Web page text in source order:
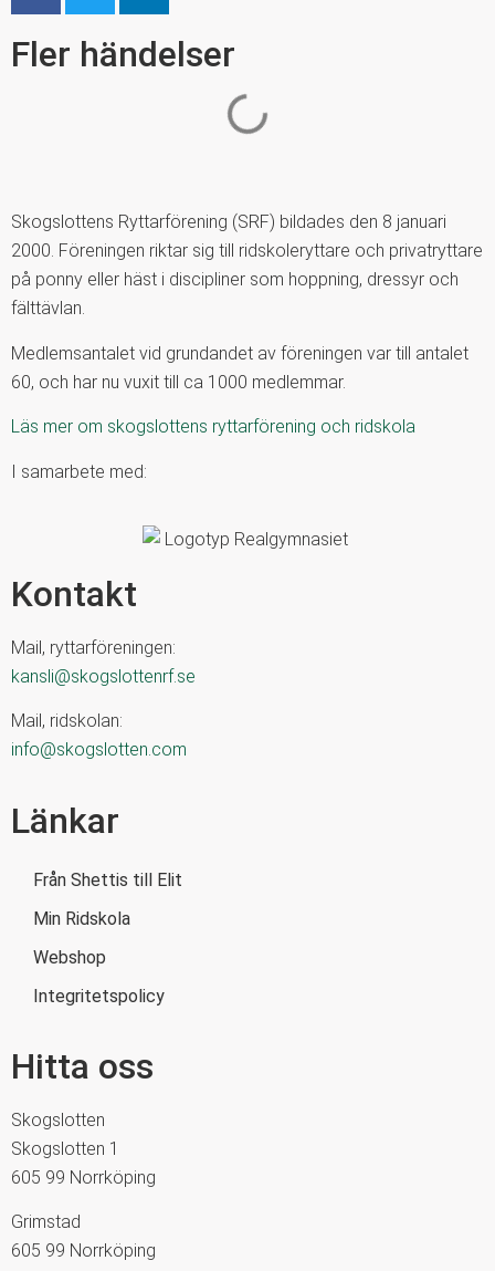
Fler händelser
Skogslottens Ryttarförening (SRF) bildades den 8 januari
2000. Föreningen riktar sig till ridskoleryttare och privatryttare
på ponny eller häst i discipliner som hoppning, dressyr och
fälttävlan.
Medlemsantalet vid grundandet av föreningen var till antalet
60, och har nu vuxit till ca 1000 medlemmar.
Läs mer om skogslottens ryttarförening och ridskola
I samarbete med:
Kontakt
Mail, ryttarföreningen:
kansli@skogslottenrf.se
Mail, ridskolan:
info@skogslotten.com
Länkar
Från Shettis till Elit
Min Ridskola
Webshop
Integritetspolicy
Hitta oss
Skogslotten
Skogslotten 1
605 99 Norrköping
Grimstad
605 99 Norrköping